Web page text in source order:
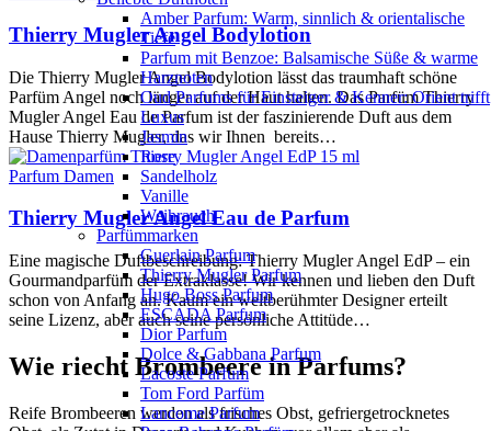
Amber Parfum: Warm, sinnlich & orientalische
Tiefe
Parfum mit Benzoe: Balsamische Süße & warme
Harznoten
Oud Parfums für Einsteiger & Kenner: Orient trifft
Luxus
Jasmin
Rose
Sandelholz
Vanille
Weihrauch
Parfümmarken
Guerlain Parfum
Thierry Mugler Parfum
Hugo Boss Parfum
ESCADA Parfum
Dior Parfum
Dolce & Gabbana Parfum
Lacoste Parfum
Tom Ford Parfüm
Lancome Parfum
Thierry Mugler Angel Bodylotion
Die Thierry Mugler Angel Bodylotion lässt das traumhaft schöne
Parfüm Angel noch länger auf der Haut halten. Das Parfüm Thierry
Mugler Angel Eau de Parfum ist der faszinierende Duft aus dem
Hause Thierry Mugler, das wir Ihnen bereits…
Parfum Damen
Thierry Mugler Angel Eau de Parfum
Eine magische Duftbeschreibung: Thierry Mugler Angel EdP – ein
Gourmandparfüm der Extraklasse! Wir kennen und lieben den Duft
schon von Anfang an. Kaum ein weltberühmter Designer erteilt
seine Lizenz, aber auch seine persönliche Attitüde…
Wie riecht Brombeere in Parfums?
Reife Brombeeren werden als frisches Obst, gefriergetrocknetes